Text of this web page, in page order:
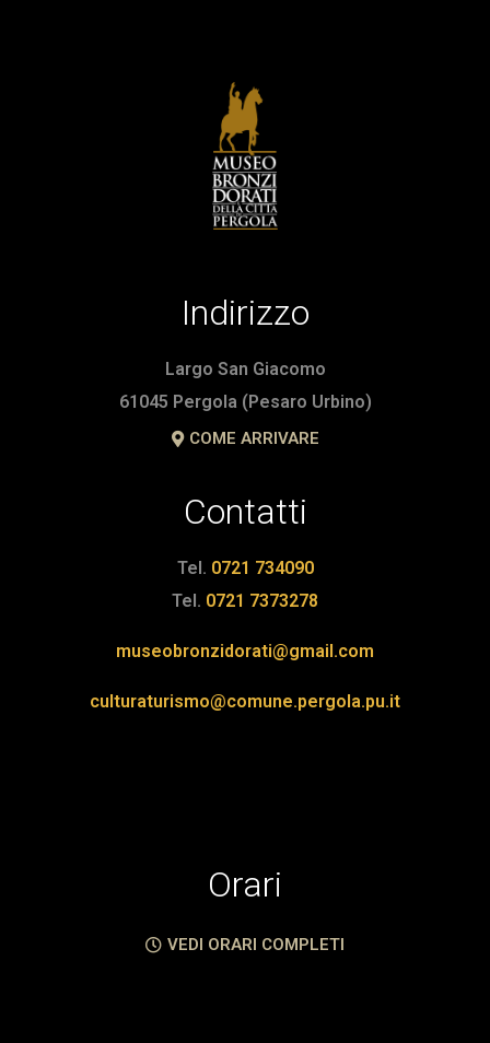
Indirizzo
Largo San Giacomo
61045 Pergola (Pesaro Urbino)
COME ARRIVARE
Contatti
Tel. 0721 734090
Tel. 0721 7373278
museobronzidorati@gmail.com
culturaturismo@comune.pergola.pu.it
Orari
VEDI ORARI COMPLETI